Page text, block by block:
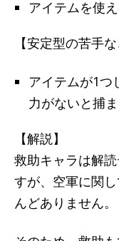
アイテムを使
【安定型の苦手な
アイテムが1つ
力がないと捕
【解説】
救助キャラは解
すが、空軍に関
んどありません。